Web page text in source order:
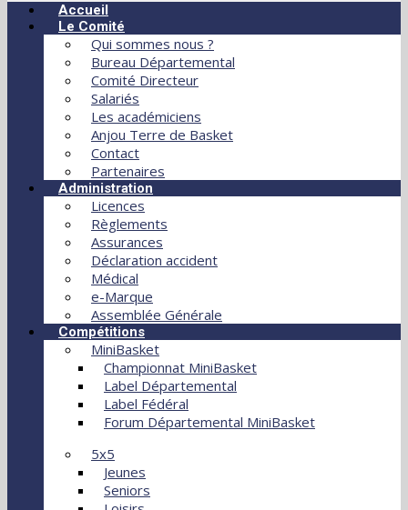
Accueil
Le Comité
Qui sommes nous ?
Bureau Départemental
Comité Directeur
Salariés
Les académiciens
Anjou Terre de Basket
Contact
Partenaires
Administration
Licences
Règlements
Assurances
Déclaration accident
Médical
e-Marque
Assemblée Générale
Compétitions
MiniBasket
Championnat MiniBasket
Label Départemental
Label Fédéral
Forum Départemental MiniBasket
5x5
Jeunes
Seniors